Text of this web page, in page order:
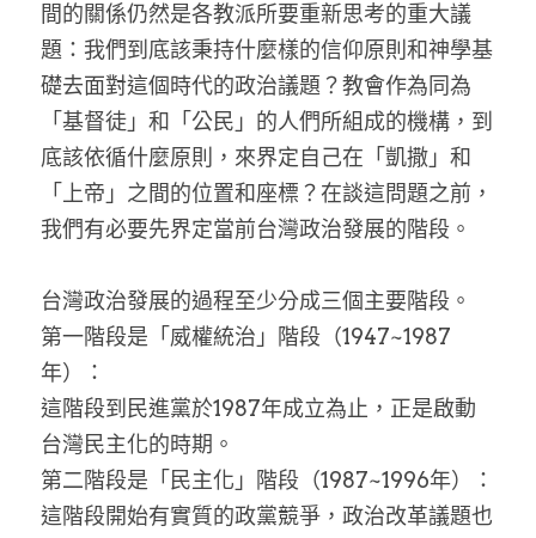
間的關係仍然是各教派所要重新思考的重大議
題：我們到底該秉持什麼樣的信仰原則和神學基
礎去面對這個時代的政治議題？教會作為同為
「基督徒」和「公民」的人們所組成的機構，到
底該依循什麼原則，來界定自己在「凱撒」和
「上帝」之間的位置和座標？在談這問題之前，
我們有必要先界定當前台灣政治發展的階段。
台灣政治發展的過程至少分成三個主要階段。
第一階段是「威權統治」階段（1947~1987
年）：
這階段到民進黨於1987年成立為止，正是啟動
台灣民主化的時期。
第二階段是「民主化」階段（1987~1996年）：
這階段開始有實質的政黨競爭，政治改革議題也